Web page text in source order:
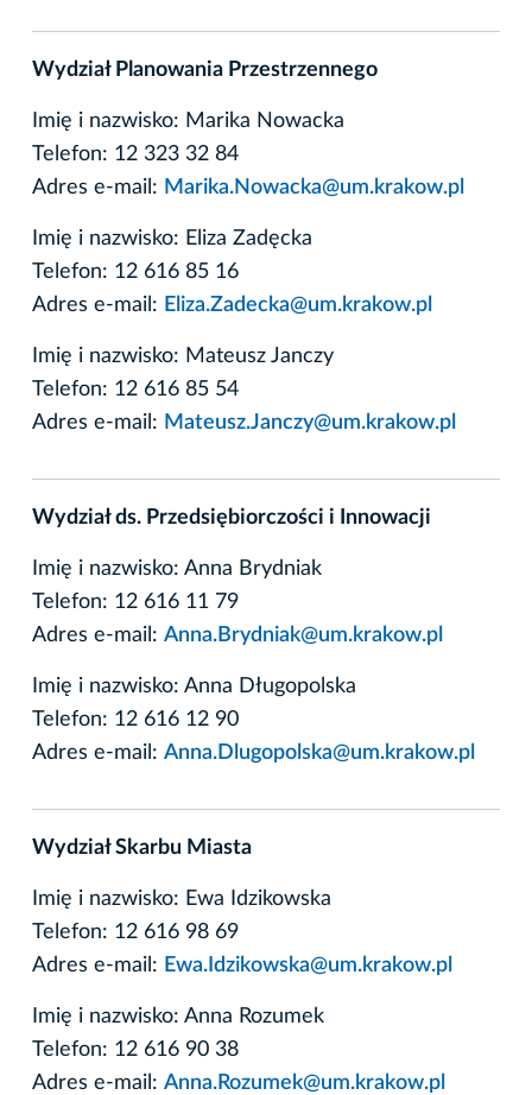
Wydział Planowania Przestrzennego
Imię i nazwisko: Marika Nowacka
Telefon: 12 323 32 84
Adres e-mail: Marika.Nowacka@um.krakow.pl
Imię i nazwisko: Eliza Zadęcka
Telefon: 12 616 85 16
Adres e-mail: Eliza.Zadecka@um.krakow.pl
Imię i nazwisko: Mateusz Janczy
Telefon: 12 616 85 54
Adres e-mail: Mateusz.Janczy@um.krakow.pl
Wydział ds. Przedsiębiorczości i Innowacji
Imię i nazwisko: Anna Brydniak
Telefon: 12 616 11 79
Adres e-mail: Anna.Brydniak@um.krakow.pl
Imię i nazwisko: Anna Długopolska
Telefon: 12 616 12 90
Adres e-mail: Anna.Dlugopolska@um.krakow.pl
Wydział Skarbu Miasta
Imię i nazwisko: Ewa Idzikowska
Telefon: 12 616 98 69
Adres e-mail: Ewa.Idzikowska@um.krakow.pl
Imię i nazwisko: Anna Rozumek
Telefon: 12 616 90 38
Adres e-mail: Anna.Rozumek@um.krakow.pl